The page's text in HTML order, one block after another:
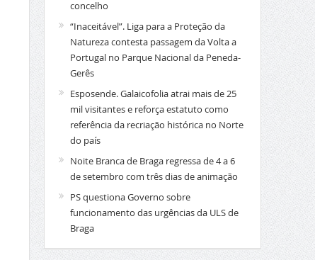
concelho
“Inaceitável”. Liga para a Proteção da
Natureza contesta passagem da Volta a
Portugal no Parque Nacional da Peneda-
Gerês
Esposende. Galaicofolia atrai mais de 25
mil visitantes e reforça estatuto como
referência da recriação histórica no Norte
do país
Noite Branca de Braga regressa de 4 a 6
de setembro com três dias de animação
PS questiona Governo sobre
funcionamento das urgências da ULS de
Braga